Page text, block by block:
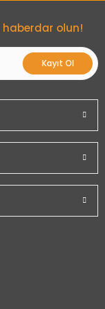
olun!
Kayıt Ol